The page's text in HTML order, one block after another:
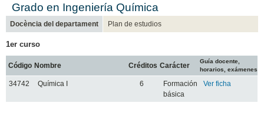
Grado en Ingeniería Química
Docència del departament Plan de estudios
1er curso
Código Nombre Créditos Carácter
Guía docente,
horarios, exámenes
34742 Química I 6
Formación
básica
Ver ficha